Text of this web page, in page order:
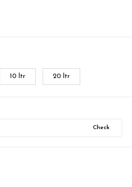
10 ltr 20 ltr
Check